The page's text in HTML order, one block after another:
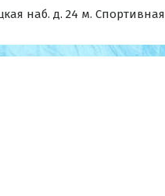
наб. д. 24 м. Спортивная